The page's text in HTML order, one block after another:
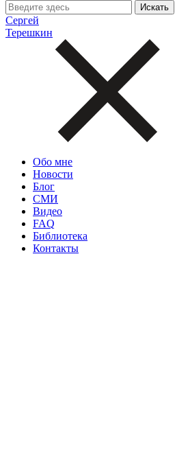
Сергей
Терешкин
Обо мне
Новости
Блог
СМИ
Видео
FAQ
Библиотека
Контакты